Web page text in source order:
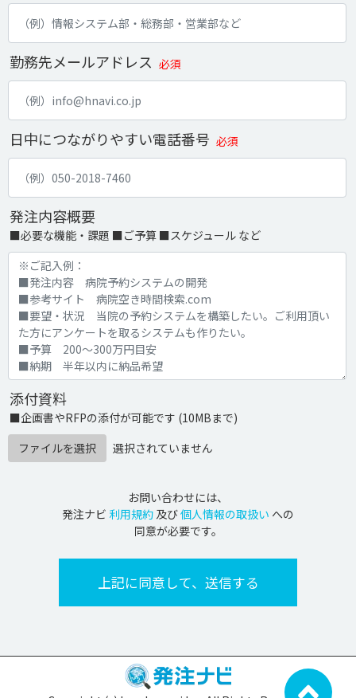
勤務先メールアドレス 必須
日中につながりやすい電話番号 必須
発注内容概要
■必要な機能・課題 ■ご予算 ■スケジュール など
添付資料
■企画書やRFPの添付が可能です (10MBまで)
ファイルを選択
選択されていません
お問い合わせには、
発注ナビ 利用規約 及び個人情報の取扱い への
同意が必要です。